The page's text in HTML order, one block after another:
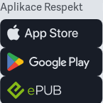
Aplikace Respekt